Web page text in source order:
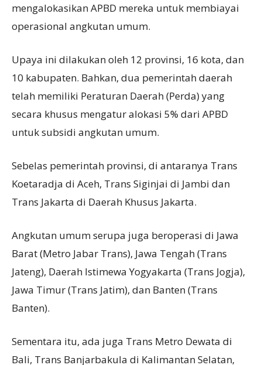
mengalokasikan APBD mereka untuk membiayai
operasional angkutan umum.
Upaya ini dilakukan oleh 12 provinsi, 16 kota, dan
10 kabupaten. Bahkan, dua pemerintah daerah
telah memiliki Peraturan Daerah (Perda) yang
secara khusus mengatur alokasi 5% dari APBD
untuk subsidi angkutan umum.
Sebelas pemerintah provinsi, di antaranya Trans
Koetaradja di Aceh, Trans Siginjai di Jambi dan
Trans Jakarta di Daerah Khusus Jakarta.
Angkutan umum serupa juga beroperasi di Jawa
Barat (Metro Jabar Trans), Jawa Tengah (Trans
Jateng), Daerah Istimewa Yogyakarta (Trans Jogja),
Jawa Timur (Trans Jatim), dan Banten (Trans
Banten).
Sementara itu, ada juga Trans Metro Dewata di
Bali, Trans Banjarbakula di Kalimantan Selatan,